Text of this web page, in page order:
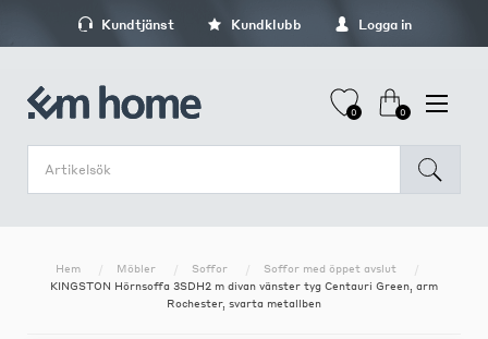
Kundtjänst Kundklubb Logga in
0 0
Hem Möbler Soffor
Soffor med öppet avslut
KINGSTON Hörnsoffa 3SDH2 m divan vänster tyg Centauri Green, arm
Rochester, svarta metallben